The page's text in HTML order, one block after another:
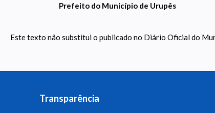
Prefeito do Município de Urupês
Este texto não substitui o publicado no Diário Oficial do
Transparência